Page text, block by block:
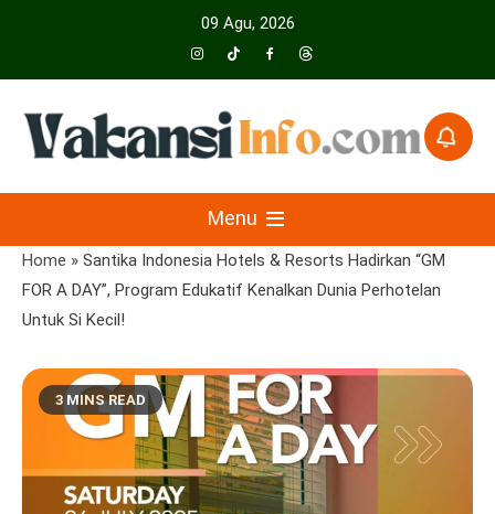
09 Agu, 2026
VakansiinfoMenu
Home » Santika Indonesia Hotels & Resorts Hadirkan “GM
FOR A DAY”, Program Edukatif Kenalkan Dunia Perhotelan
Untuk Si Kecil!
3 MINS READ